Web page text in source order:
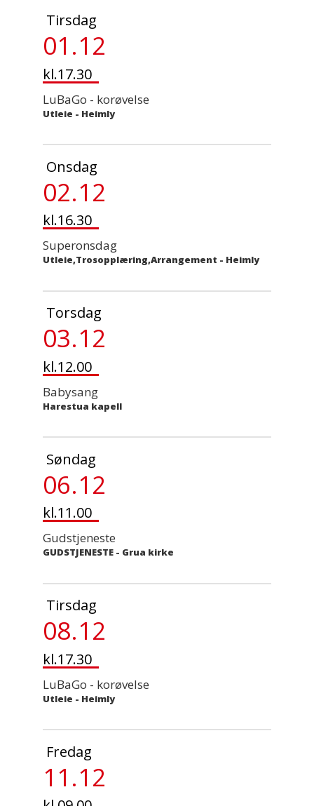
Tirsdag
01.12
kl.17.30
LuBaGo - korøvelse
Utleie - Heimly
Onsdag
02.12
kl.16.30
Superonsdag
Utleie,Trosopplæring,Arrangement - Heimly
Torsdag
03.12
kl.12.00
Babysang
Harestua kapell
Søndag
06.12
kl.11.00
Gudstjeneste
GUDSTJENESTE - Grua kirke
Tirsdag
08.12
kl.17.30
LuBaGo - korøvelse
Utleie - Heimly
Fredag
11.12